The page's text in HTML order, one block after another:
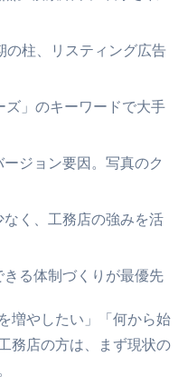
の柱、リスティング広告
ズ」のキーワードで大手
ジョン要因。写真のク
く、工務店の強みを活
きる体制づくりが最優先
増やしたい」「何から始
務店の方は、まず現状の